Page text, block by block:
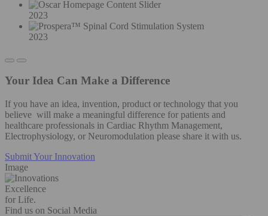
2023
2023
Your Idea Can Make a Difference
If you have an idea, invention, product or technology that you
believe will make a meaningful difference for patients and
healthcare professionals in Cardiac Rhythm Management,
Electrophysiology, or Neuromodulation please share it with us.
Submit Your Innovation
Image
Excellence
for Life.
Find us on Social Media